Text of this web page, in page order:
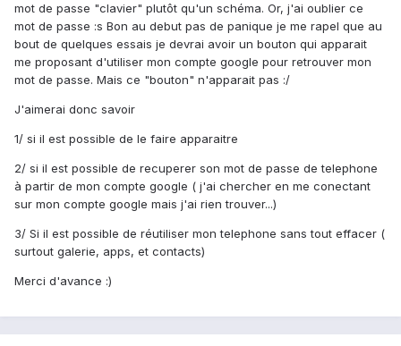
mot de passe "clavier" plutôt qu'un schéma. Or, j'ai oublier ce
mot de passe :s Bon au debut pas de panique je me rapel que au
bout de quelques essais je devrai avoir un bouton qui apparait
me proposant d'utiliser mon compte google pour retrouver mon
mot de passe. Mais ce "bouton" n'apparait pas :/
J'aimerai donc savoir
1/ si il est possible de le faire apparaitre
2/ si il est possible de recuperer son mot de passe de telephone
à partir de mon compte google ( j'ai chercher en me conectant
sur mon compte google mais j'ai rien trouver...)
3/ Si il est possible de réutiliser mon telephone sans tout effacer (
surtout galerie, apps, et contacts)
Merci d'avance :)